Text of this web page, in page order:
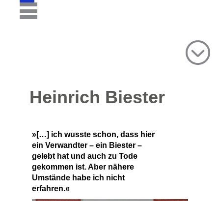
Heinrich Biester
»[…] ich wusste schon, dass hier
ein Verwandter – ein Biester –
gelebt hat und auch zu Tode
gekommen ist. Aber nähere
Umstände habe ich nicht
erfahren.«